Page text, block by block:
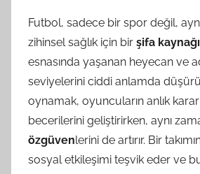
Futbol, sadece bir spor değil,
zihinsel sağlık için bir şifa kaynağı
esnasında yaşanan heyecan ve
seviyelerini ciddi anlamda
oynamak, oyuncuların anlık
becerilerini geliştirirken, aynı
özgüvenlerini de artırır. Bir
sosyal etkileşimi teşvik eder ve